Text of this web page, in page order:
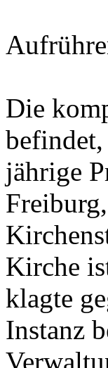
Die
jährige
Kirche
klagte
Instanz